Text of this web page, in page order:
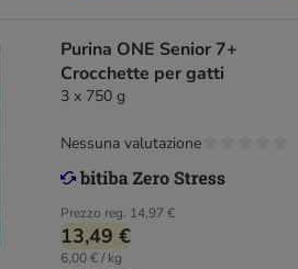
Purina ONE Senior 7+
Crocchette per gatti
3 x 750 g
Prezzo reg. 14,97 €
13,49 €
6,00 € / kg
Nessuna valutazione